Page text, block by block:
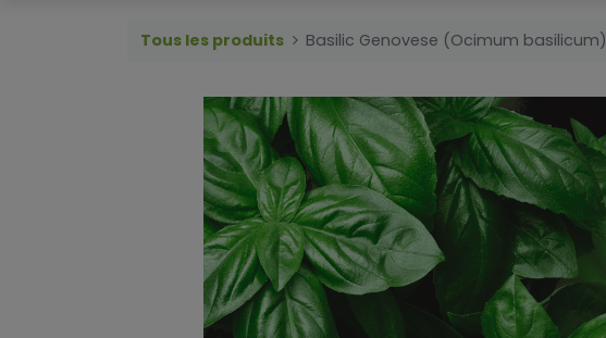
Tous les produits Basilic Genovese (Ocimum basilicum)